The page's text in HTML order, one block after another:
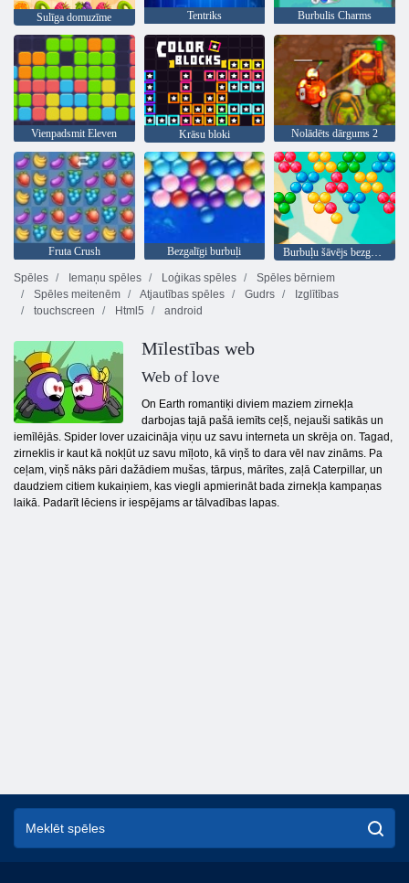
Sulīga domuzīme Tentriks Burbulis Charms
Vienpadsmit Eleven Krāsu bloki Nolādēts dārgums 2
Fruta Crush Bezgalīgi burbuļi
Burbuļu šāvējs bezgalīgs
Spēles
Iemaņu spēles Loģikas spēles
Spēles bērniem
Spēles meitenēm
Atjautības spēles Gudrs
Izglītības
touchscreen
Html5 android
Mīlestības web
Web of love
On Earth romantiķi diviem maziem zirnekļa
darbojas tajā pašā iemīts ceļš, nejauši satikās un
iemīlējās. Spider lover uzaicināja viņu uz savu interneta un skrēja on. Tagad,
zirneklis ir kaut kā nokļūt uz savu mīļoto, kā viņš to dara vēl nav zināms. Pa
ceļam, viņš nāks pāri dažādiem mušas, tārpus, mārītes, zaļā Caterpillar, un
daudziem citiem kukaiņiem, kas viegli apmierināt bada zirnekļa kampaņas
laikā. Padarīt lēciens ir iespējams ar tālvadības lapas.